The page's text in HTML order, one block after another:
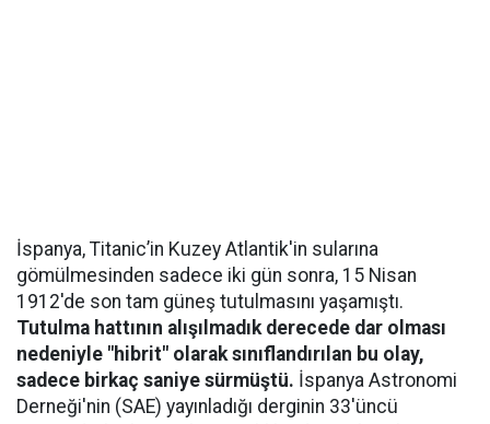
İspanya, Titanic’in Kuzey Atlantik'in sularına
gömülmesinden sadece iki gün sonra, 15 Nisan
1912'de son tam güneş tutulmasını yaşamıştı.
Tutulma hattının alışılmadık derecede dar olması
nedeniyle "hibrit" olarak sınıflandırılan bu olay,
sadece birkaç saniye sürmüştü. İspanya Astronomi
Derneği'nin (SAE) yayınladığı derginin 33'üncü